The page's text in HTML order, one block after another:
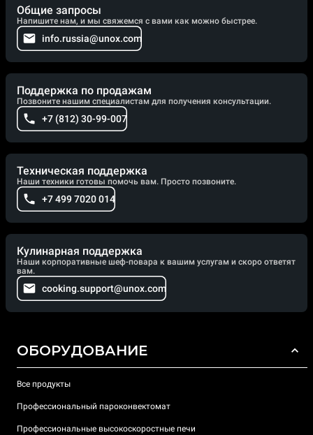
Общие запросы
Напишите нам, и мы свяжемся с вами как можно быстрее.
info.russia@unox.com
Поддержка по продажам
Позвоните нашим специалистам для получения консультации.
+7 (812) 30-99-007
Техническая поддержка
Наши техники готовы помочь вам. Просто позвоните.
+7 499 7020 014
Кулинарная поддержка
Наши корпоративные шеф-повара к вашим услугам и скоро ответят
вам.
cooking.support@unox.com
ОБОРУДОВАНИЕ
Все продукты
Профессиональный пароконвектомат
Профессиональные высокоскоростные печи